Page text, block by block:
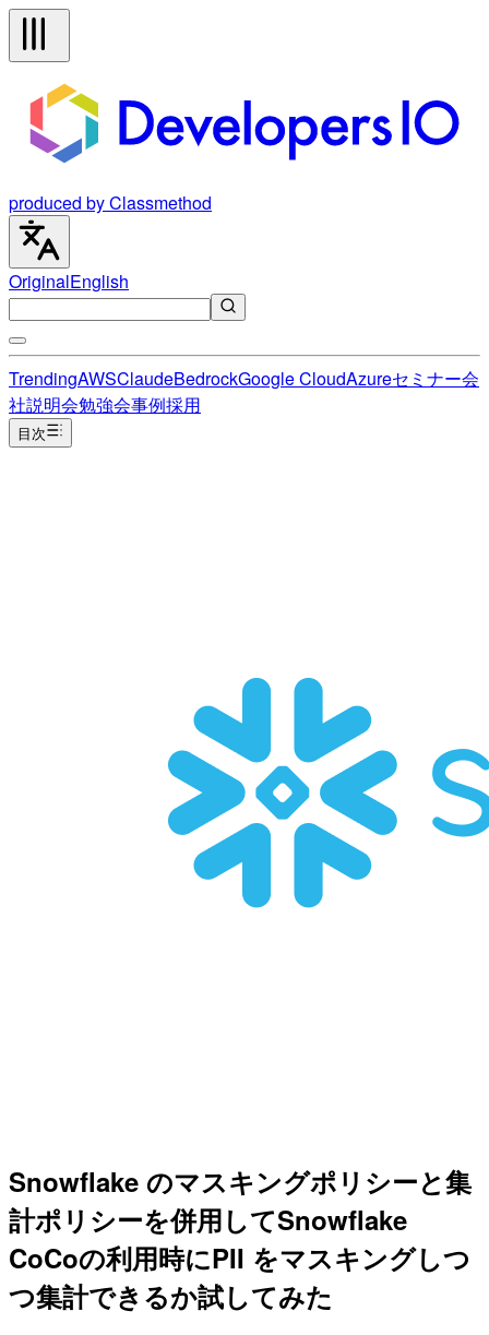
produced by Classmethod
OriginalEnglish
TrendingAWSClaudeBedrockGoogle CloudAzureセミナー会
社説明会勉強会事例採用
目次
Snowflake のマスキングポリシーと集
計ポリシーを併用してSnowflake
CoCoの利用時にPII をマスキングしつ
つ集計できるか試してみた